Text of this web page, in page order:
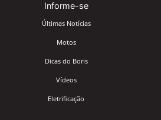
Informe-se
Últimas Notícias
Motos
Dicas do Boris
Vídeos
Eletrificação